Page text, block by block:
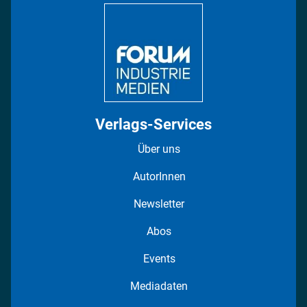
Verlags-Services
Über uns
AutorInnen
Newsletter
Abos
Events
Mediadaten